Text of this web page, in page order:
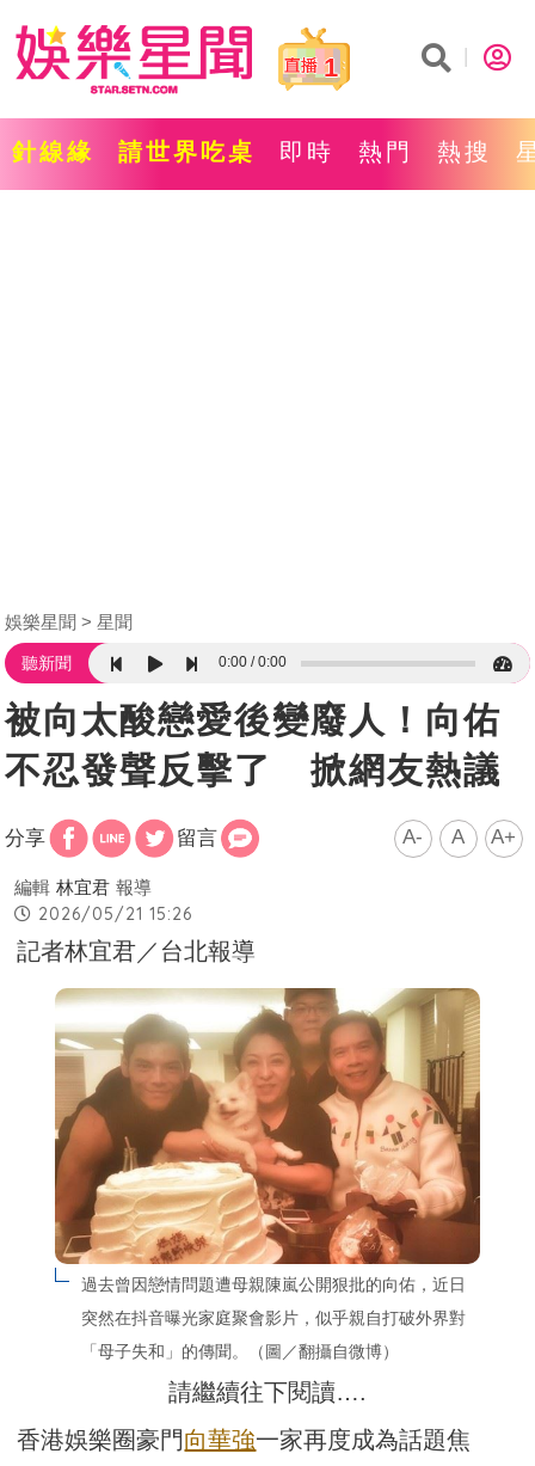
1
針線緣 請世界吃桌 即時 熱門 熱搜
娛樂星聞 星聞
聽新聞 0:00 0:00
被向太酸戀愛後變廢人！向佑
不忍發聲反擊了 掀網友熱議
分享 留言 A- A A+
編輯 林宜君 報導
2026/05/21 15:26
記者林宜君／台北報導
過去曾因戀情問題遭母親陳嵐公開狠批的向佑，近日
突然在抖音曝光家庭聚會影片，似乎親自打破外界對
「母子失和」的傳聞。（圖／翻攝自微博）
請繼續往下閱讀….
香港娛樂圈豪門向華強一家再度成為話題焦